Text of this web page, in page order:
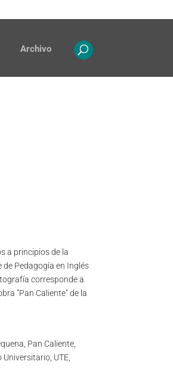
Archivo
a principios de la
Pedagogía en Inglés
corresponde a
"Pan Caliente" de la
Pan Caliente,
UTE,